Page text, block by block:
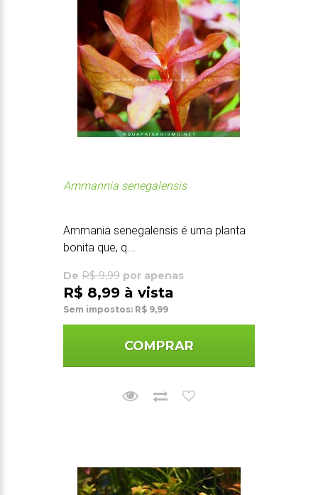
Ammannia senegalensis
Ammania senegalensis é uma planta
bonita que, q...
De R$ 9,99 por apenas
R$ 8,99 à vista
Sem impostos: R$ 9,99
COMPRAR